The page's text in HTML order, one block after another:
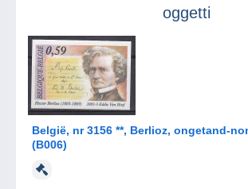
oggetti
België, nr 3156 **, Berlioz, ongetand-
(B006)